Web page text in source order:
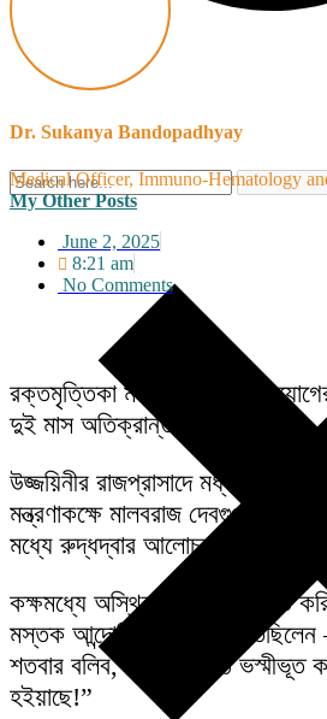
Dr. Sukanya Bandopadhyay
Medical Officer, Immuno-Hematology
My Other Posts
June 2, 2025
8:21 am
No Comments
রক্তমৃত্তিকা মহাবিহারে
দুই মাস অতিক্রান্ত হইয়াছে।
উজ্জয়িনীর রাজপ্রাসাদে মধ্যরাত্রির
মন্ত্রণাকক্ষে মালবরাজ দেবগুপ্ত এবং
মধ্যে রুদ্ধদ্বার আলোচনা চলিতেছিল।
কক্ষমধ্যে অস্থির পাদচারণা করিতে
মস্তক আন্দোলিত করিয়া কহিতেছিলেন
শতবার বলিব, রাঙামাটির মঠ ভস্মীভূত
হইয়াছে!”